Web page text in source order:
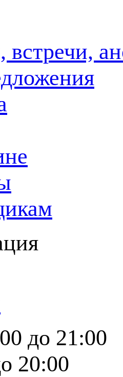
встречи,
до 21:00
20:00